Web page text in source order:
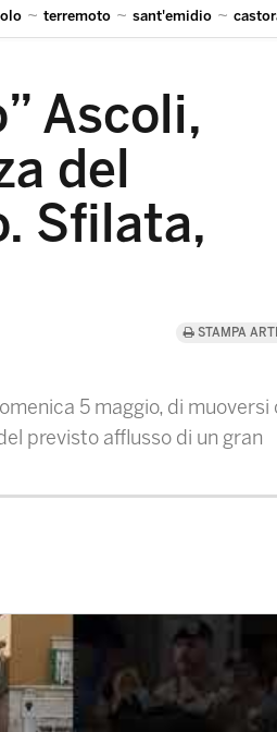
terremoto sant'emidio
Ascoli,
del
Sfilata,
STAMPA
5 maggio, di muoversi
previsto afflusso di un gran